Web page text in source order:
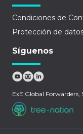
Condiciones de
Protección de
Síguenos
ExE Global Forwarders,